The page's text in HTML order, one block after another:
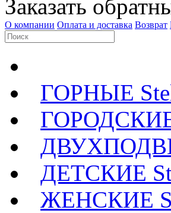
Заказать
О компании Оплата и доставка Возврат
ГОРНЫЕ
ГОРОДСКИЕ
ДЕТСКИЕ
ЖЕНСКИЕ